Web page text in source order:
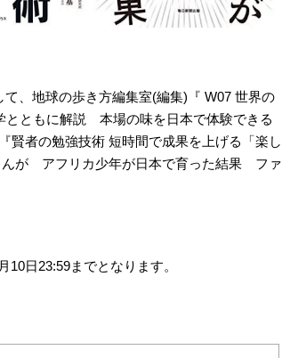
、地球の歩き方編集室(編集)『 W07 世界の
とともに解説 本場の味を日本で体験できる
賢者の勉強技術 短時間で成果を上げる「楽し
んが アフリカ少年が日本で育った結果 ファ
日23:59までとなります。